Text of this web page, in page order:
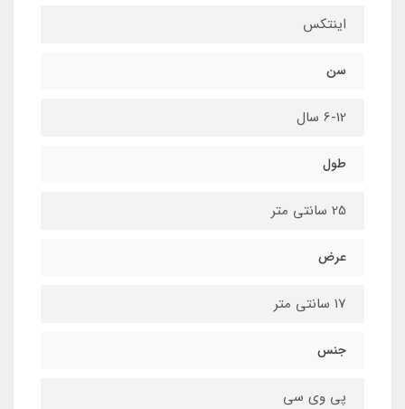
اینتکس
سن
6-12 سال
طول
25 سانتی متر
عرض
17 سانتی متر
جنس
پی وی سی